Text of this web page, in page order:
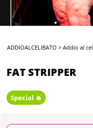
ADDIOALCELIBATO >Addio al
FAT STRIPPER
Special 🔥